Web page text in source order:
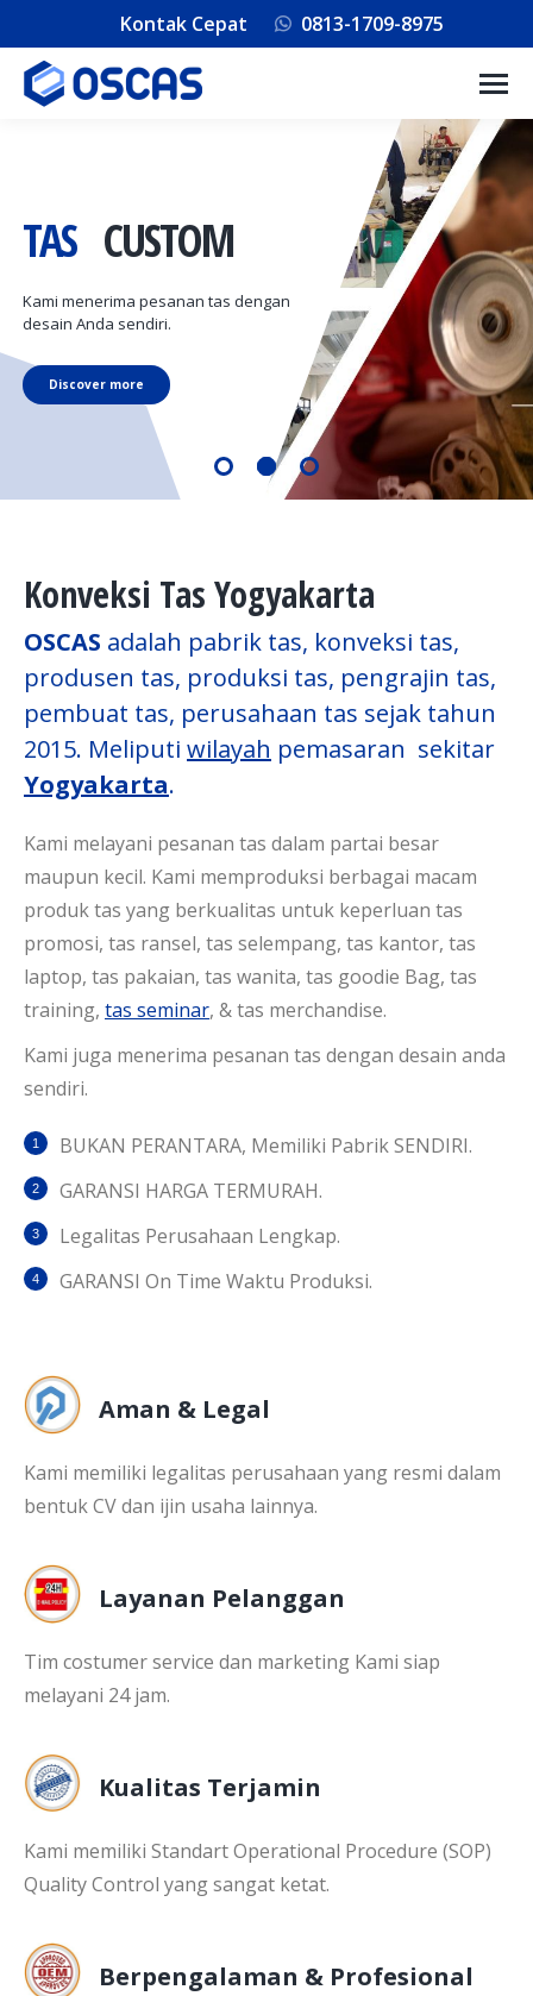
Kontak Cepat 0813-1709-8975
TAS CUSTOM
Kami menerima pesanan tas dengan
desain Anda sendiri.
Discover more
Konveksi Tas Yogyakarta
OSCAS adalah pabrik tas, konveksi tas,
produsen tas, produksi tas, pengrajin tas,
pembuat tas, perusahaan tas sejak tahun
2015. Meliputi wilayah pemasaran sekitar
Yogyakarta.
Kami melayani pesanan tas dalam partai besar
maupun kecil. Kami memproduksi berbagai macam
produk tas yang berkualitas untuk keperluan tas
promosi, tas ransel, tas selempang, tas kantor, tas
laptop, tas pakaian, tas wanita, tas goodie Bag, tas
training, tas seminar, & tas merchandise.
Kami juga menerima pesanan tas dengan desain anda
sendiri.
BUKAN PERANTARA, Memiliki Pabrik SENDIRI.
GARANSI HARGA TERMURAH.
Legalitas Perusahaan Lengkap.
GARANSI On Time Waktu Produksi.
Aman & Legal
Kami memiliki legalitas perusahaan yang resmi dalam
bentuk CV dan ijin usaha lainnya.
Layanan Pelanggan
Tim costumer service dan marketing Kami siap
melayani 24 jam.
Kualitas Terjamin
Kami memiliki Standart Operational Procedure (SOP)
Quality Control yang sangat ketat.
Berpengalaman & Profesional